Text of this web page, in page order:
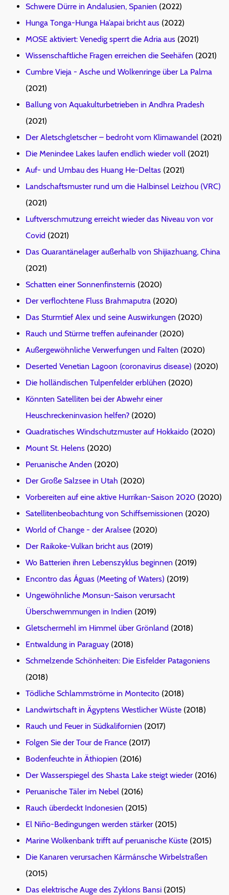
Schwere Dürre in Andalusien, Spanien (2022)
Hunga Tonga-Hunga Ha’apai bricht aus (2022)
MOSE aktiviert: Venedig sperrt die Adria aus (2021)
Wissenschaftliche Fragen erreichen die Seehäfen (2021)
Cumbre Vieja - Asche und Wolkenringe über La Palma
(2021)
Ballung von Aquakulturbetrieben in Andhra Pradesh
(2021)
Der Aletschgletscher – bedroht vom Klimawandel (2021)
Die Menindee Lakes laufen endlich wieder voll (2021)
Auf- und Umbau des Huang He-Deltas (2021)
Landschaftsmuster rund um die Halbinsel Leizhou (VRC)
(2021)
Luftverschmutzung erreicht wieder das Niveau von vor
Covid (2021)
Das Quarantänelager außerhalb von Shijiazhuang, China
(2021)
Schatten einer Sonnenfinsternis (2020)
Der verflochtene Fluss Brahmaputra (2020)
Das Sturmtief Alex und seine Auswirkungen (2020)
Rauch und Stürme treffen aufeinander (2020)
Außergewöhnliche Verwerfungen und Falten (2020)
Deserted Venetian Lagoon (coronavirus disease) (2020)
Die holländischen Tulpenfelder erblühen (2020)
Könnten Satelliten bei der Abwehr einer
Heuschreckeninvasion helfen? (2020)
Quadratisches Windschutzmuster auf Hokkaido (2020)
Mount St. Helens (2020)
Peruanische Anden (2020)
Der Große Salzsee in Utah (2020)
Vorbereiten auf eine aktive Hurrikan-Saison 2020 (2020)
Satellitenbeobachtung von Schiffsemissionen (2020)
World of Change - der Aralsee (2020)
Der Raikoke-Vulkan bricht aus (2019)
Wo Batterien ihren Lebenszyklus beginnen (2019)
Encontro das Águas (Meeting of Waters) (2019)
Ungewöhnliche Monsun-Saison verursacht
Überschwemmungen in Indien (2019)
Gletschermehl im Himmel über Grönland (2018)
Entwaldung in Paraguay (2018)
Schmelzende Schönheiten: Die Eisfelder Patagoniens
(2018)
Tödliche Schlammströme in Montecito (2018)
Landwirtschaft in Ägyptens Westlicher Wüste (2018)
Rauch und Feuer in Südkalifornien (2017)
Folgen Sie der Tour de France (2017)
Bodenfeuchte in Äthiopien (2016)
Der Wasserspiegel des Shasta Lake steigt wieder (2016)
Peruanische Täler im Nebel (2016)
Rauch überdeckt Indonesien (2015)
El Niño-Bedingungen werden stärker (2015)
Marine Wolkenbank trifft auf peruanische Küste (2015)
Die Kanaren verursachen Kármánsche Wirbelstraßen
(2015)
Das elektrische Auge des Zyklons Bansi (2015)